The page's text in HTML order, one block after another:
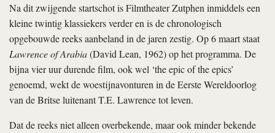
Na dit zwijgende startschot is Filmtheater Zutphen inmiddels een
kleine twintig klassiekers verder en is de chronologisch
opgebouwde reeks aanbeland in de jaren zestig. Op 6 maart staat
Lawrence of Arabia(David Lean, 1962) op het programma. De
bijna vier uur durende film, ook wel ‘the epic of the epics’
genoemd, wekt de woestijnavonturen in de Eerste Wereldoorlog
van de Britse luitenant T.E. Lawrence tot leven.
Dat de reeks niet alleen overbekende, maar ook minder bekende